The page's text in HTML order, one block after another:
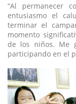
“Al permanecer
entusiasmo el
terminar el
momento
de los niños. Me
participando en el